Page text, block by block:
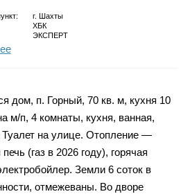
г.
Шахты
ХБК
ЭКСПЕРТ
дом, п. Горный, 70 кв. м, кухня 10
м/п, 4 комнаты, кухня, ванная,
Туалет на улице. Отопление —
(газ в 2026 году), горячая
Земли 6 соток в
отмежеваны. Во дворе